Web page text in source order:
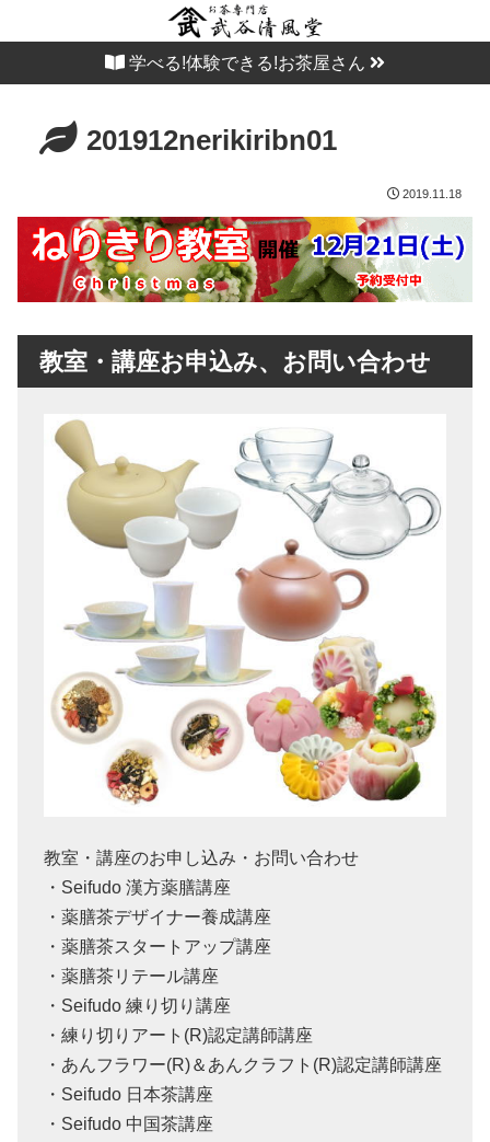
学べる!体験できる!お茶屋さん
201912nerikiribn01
2019.11.18
教室・講座お申込み、お問い合わせ
教室・講座のお申し込み・お問い合わせ
・Seifudo 漢方薬膳講座
・薬膳茶デザイナー養成講座
・薬膳茶スタートアップ講座
・薬膳茶リテール講座
・Seifudo 練り切り講座
・練り切りアート(R)認定講師講座
・あんフラワー(R)＆あんクラフト(R)認定講師講座
・Seifudo 日本茶講座
・Seifudo 中国茶講座